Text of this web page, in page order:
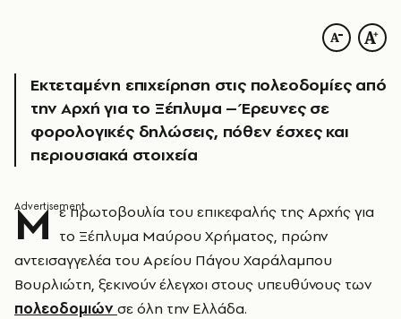
Εκτεταμένη επιχείρηση στις πολεοδομίες από
την Αρχή για το Ξέπλυμα – Έρευνες σε
φορολογικές δηλώσεις, πόθεν έσχες και
περιουσιακά στοιχεία
Μ ε πρωτοβουλία του επικεφαλής της Αρχής για
το Ξέπλυμα Μαύρου Χρήματος, πρώην
αντεισαγγελέα του Αρείου Πάγου Χαράλαμπου
Βουρλιώτη, ξεκινούν έλεγχοι στους υπευθύνους των
πολεοδομιών σε όλη την Ελλάδα.